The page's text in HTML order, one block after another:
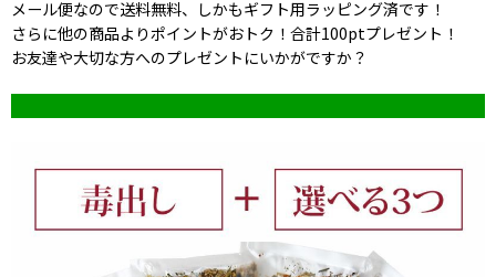
メール便なので送料無料、しかもギフト用ラッピング済です！
さらに他の商品よりポイントがおトク！合計100ptプレゼント！
お友達や大切な方へのプレゼントにいかがですか？